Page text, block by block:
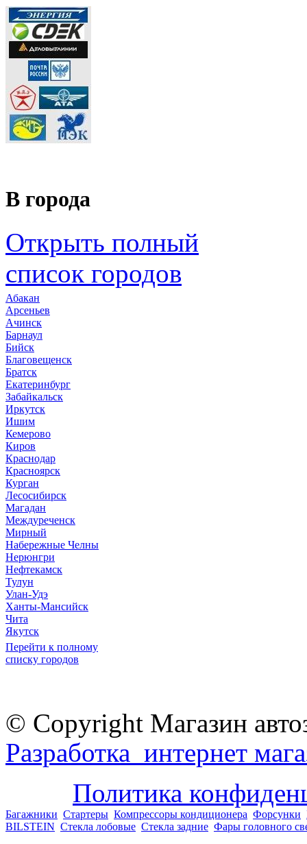
В города
Открыть полный
список городов
Абакан
Арсеньев
Ачинск
Барнаул
Бийск
Благовещенск
Братск
Екатеринбург
Забайкальск
Иркутск
Ишим
Кемерово
Киров
Краснодар
Красноярск
Курган
Лесосибирск
Магадан
Междуреченск
Мирный
Набережные Челны
Нерюнгри
Нефтекамск
Тулун
Улан-Удэ
Ханты-Мансийск
Чита
Якутск
Перейти к полному
списку городов
© Copyright Магазин
Разработка интернет
Политика
Багажники Стартеры Компрессоры кондиционера Форсунки
BILSTEIN Стекла лобовые Стекла задние Фары головного